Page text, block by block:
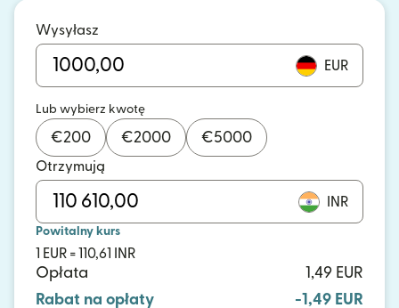
Wysyłasz
EUR
Lub wybierz kwotę
€200 €2000 €5000
Otrzymują
INR
Powitalny kurs
1 EUR = 110,61 INR
Opłata
1,49 EUR
Rabat na opłaty
-1,49 EUR